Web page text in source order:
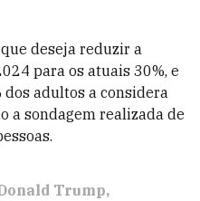
deseja reduzir a
para os atuais 30%, e
adultos a considera
a sondagem realizada de
Trump